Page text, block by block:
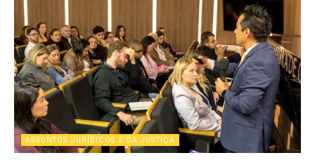
ASSUNTOS JURÍDICOS E DA JUSTIÇA